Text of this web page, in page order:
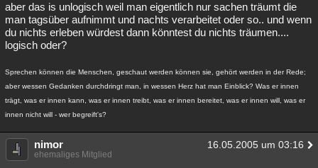
aber das is unlogisch weil man eigentlich nur sachen träumt die
man tagsüber aufnimmt und nachts verarbeitet oder so.. und wenn
du nichts erleben würdest dann könntest du nichts träumen....
logisch oder?
Sprechen können die Menschen, geschaut werden können sie, gehört werden in der Rede;
aber wessen Gedanken durchdringt man, in wessen Herz hat man Einblick? Was er innen
trägt, was er innen kann, was er innen treibt, was er innen bereitet, was er innen will, was er
innen nicht will - wer begreift's?
nimor 16.05.2005 um 03:16
ehemaliges Mitglied